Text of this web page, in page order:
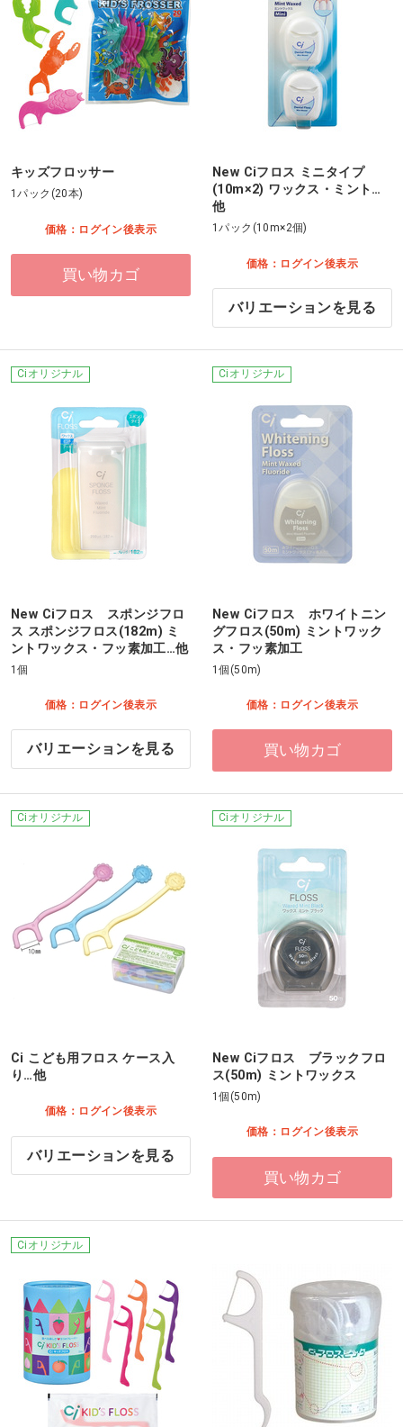
キッズフロッサー
1パック(20本)
価格：ログイン後表示
買い物カゴ
New Ciフロス ミニタイプ
(10m×2) ワックス・ミント…
他
1パック(10m×2個)
価格：ログイン後表示
バリエーションを見る
Ciオリジナル
New Ciフロス スポンジフロ
ス スポンジフロス(182m) ミ
ントワックス・フッ素加工…他
1個
価格：ログイン後表示
バリエーションを見る
Ciオリジナル
New Ciフロス ホワイトニン
グフロス(50m) ミントワック
ス・フッ素加工
1個(50m)
価格：ログイン後表示
買い物カゴ
Ciオリジナル
Ci こども用フロス ケース入
り…他
価格：ログイン後表示
バリエーションを見る
Ciオリジナル
New Ciフロス ブラックフロ
ス(50m) ミントワックス
1個(50m)
価格：ログイン後表示
買い物カゴ
Ciオリジナル